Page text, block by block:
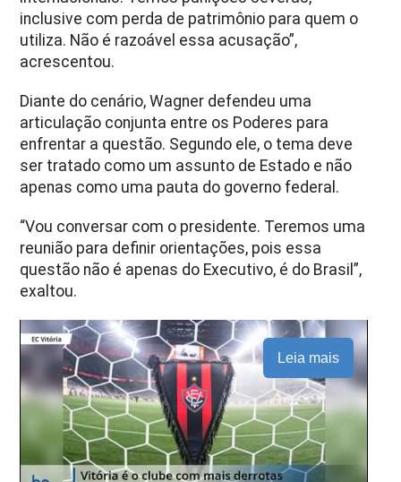
inclusive com perda de patrimônio para quem o
utiliza. Não é razoável essa acusação”,
acrescentou.
Diante do cenário, Wagner defendeu uma
articulação conjunta entre os Poderes para
enfrentar a questão. Segundo ele, o tema deve
ser tratado como um assunto de Estado e não
apenas como uma pauta do governo federal.
“Vou conversar com o presidente. Teremos uma
reunião para definir orientações, pois essa
questão não é apenas do Executivo, é do Brasil”,
exaltou.
Leia mais